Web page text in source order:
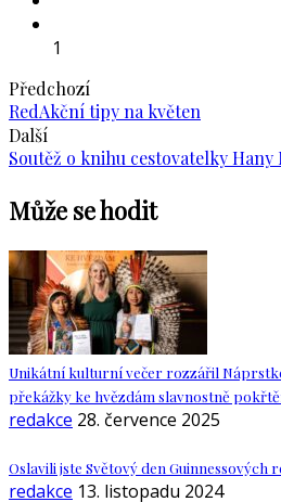
1
Předchozí
RedAkční tipy na květen
Další
Soutěž o knihu cestovatelky Hany
Může se hodit
Unikátní kulturní večer rozzářil
překážky ke hvězdám slavnostně
redakce 28. července 2025
Oslavili jste Světový den Guinnessových
redakce 13. listopadu 2024